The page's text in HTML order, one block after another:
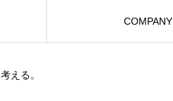
える。
COMPANY